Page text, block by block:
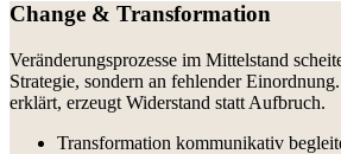
Change & Transformation
Veränderungsprozesse im Mittelstand
Strategie, sondern an fehlender
erklärt, erzeugt Widerstand statt Aufbruch.
Transformation kommunikativ